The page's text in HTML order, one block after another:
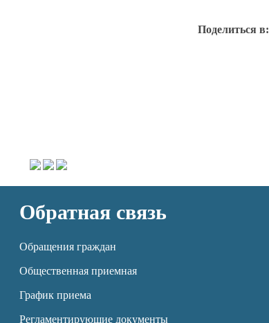
Поделиться в:
Обратная связь
Обращения граждан
Общественная приемная
График приема
Регламентирующие документы